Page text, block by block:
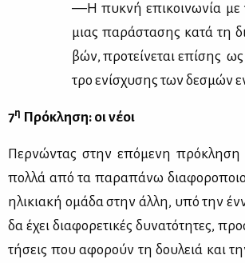
―Η πυ­κνή επι­κοι­νω­νία με
μιας πα­ρά­στα­σης κα­τά τη
βών, προ­τεί­νε­ται επί­σης
τρο ενί­σχυ­σης των δε­σμών
7η Πρό­κλη­ση: οι νέ­οι
Περ­νώ­ντας στην επό­με­νη πρό­κλη­ση
πολ­λά από τα πα­ρα­πά­νω
ηλι­κια­κή ομά­δα στην άλ­λη, υπό την
δα έχει δια­φο­ρε­τι­κές δυ­να­τό­τη­τες,
τή­σεις που αφο­ρούν τη δου­λειά και